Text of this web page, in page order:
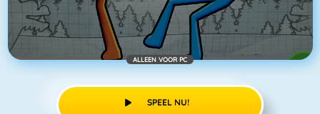
ALLEEN VOOR PC
SPEEL NU!